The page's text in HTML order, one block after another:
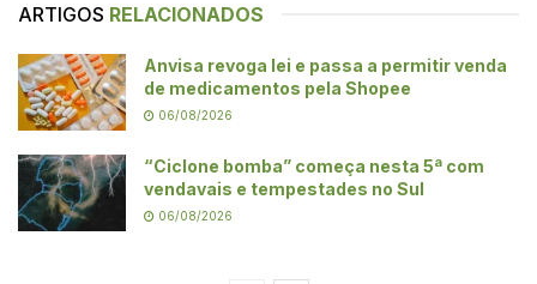
ARTIGOS RELACIONADOS
Anvisa revoga lei e passa a permitir venda
de medicamentos pela Shopee
06/08/2026
“Ciclone bomba” começa nesta 5ª com
vendavais e tempestades no Sul
06/08/2026